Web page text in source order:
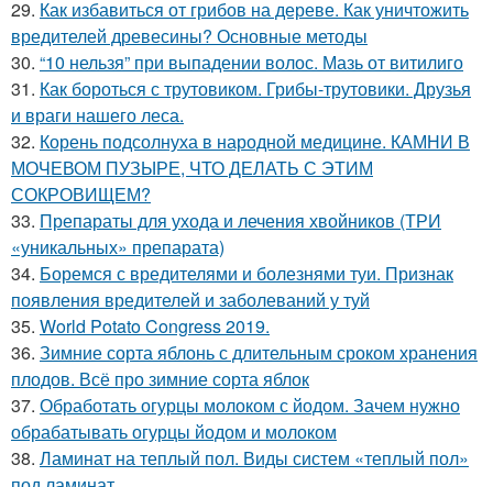
29. Как избавиться от грибов на дереве. Как уничтожить
вредителей древесины? Основные методы
30. “10 нельзя” при выпадении волос. Мазь от витилиго
31. Как бороться с трутовиком. Грибы-трутовики. Друзья
и враги нашего леса.
32. Корень подсолнуха в народной медицине. КАМНИ В
МОЧЕВОМ ПУЗЫРЕ, ЧТО ДЕЛАТЬ С ЭТИМ
СОКРОВИЩЕМ?
33. Препараты для ухода и лечения хвойников (ТРИ
«уникальных» препарата)
34. Боремся с вредителями и болезнями туи. Признак
появления вредителей и заболеваний у туй
35. World Potato Congress 2019.
36. Зимние сорта яблонь с длительным сроком хранения
плодов. Всё про зимние сорта яблок
37. Обработать огурцы молоком с йодом. Зачем нужно
обрабатывать огурцы йодом и молоком
38. Ламинат на теплый пол. Виды систем «теплый пол»